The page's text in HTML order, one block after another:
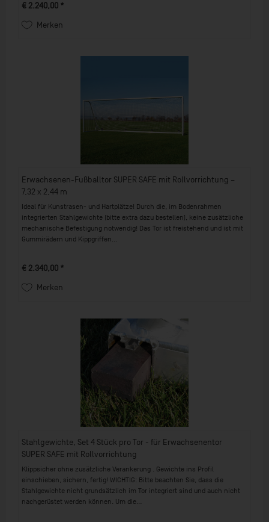
€ 2.240,00 *
Merken
Erwachsenen-Fußballtor SUPER SAFE mit Rollvorrichtung –
7,32 x 2,44 m
Ideal für Kunstrasen- und Hartplätze! Durch die, im Bodenrahmen
integrierten Stahlgewichte (bitte extra dazu bestellen), keine zusätzliche
mechanische Befestigung notwendig! Das Tor ist freistehend und ist mit
Gummirädern und Kippgriffen...
€ 2.340,00 *
Merken
Stahlgewichte, Set 4 Stück pro Tor - für Erwachsenentor
SUPER SAFE mit Rollvorrichtung
Klippsicher ohne zusätzliche Verankerung . Gewichte ins Profil
einschieben, sichern, fertig! WICHTIG: Bitte beachten Sie, dass die
Stahlgewichte nicht grundsätzlich im Tor integriert sind und auch nicht
nachgerüstet werden können. Um die...